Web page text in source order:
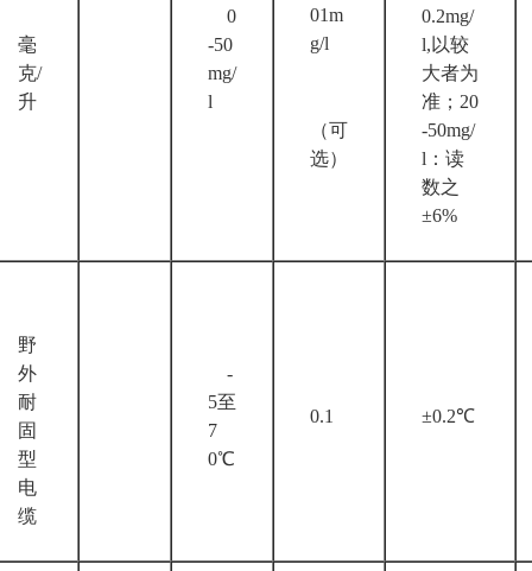
毫
克/
升
0
-50
mg/
l
01m
g/l
（可
选）
0.2mg/
l,以较
大者为
准；20
-50mg/
l：读
数之
±6%
野
外
耐
固
型
电
缆
-
5至
7
0℃
0.1 ±0.2℃